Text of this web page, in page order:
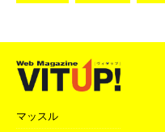
マッスル